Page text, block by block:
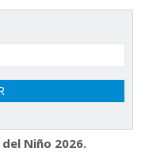
Niño 2026.